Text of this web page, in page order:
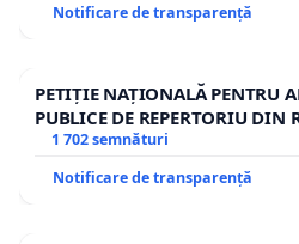
Notificare de transparență
PETIȚIE NAȚIONALĂ PENTRU
PUBLICE DE REPERTORIU DIN
1 702 semnături
Notificare de transparență